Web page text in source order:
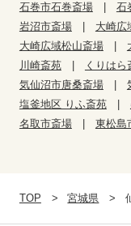
石巻市石巻斎場 石
岩沼市斎場
大崎広
大崎広域松山斎場
川崎斎苑
くりはら
気仙沼市唐桑斎場
塩釜地区 りふ斎苑
名取市斎場
東松島
TOP 宮城県